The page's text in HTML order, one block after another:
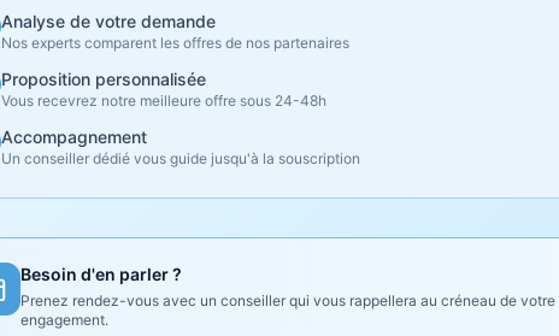
Analyse de votre demande
Nos experts comparent les offres de nos partenaires
Proposition personnalisée
Vous recevrez notre meilleure offre sous 24-48h
Accompagnement
Un conseiller dédié vous guide jusqu'à la souscription
Besoin d'en parler ?
Prenez rendez-vous avec un conseiller qui vous rappellera au créneau de
engagement.